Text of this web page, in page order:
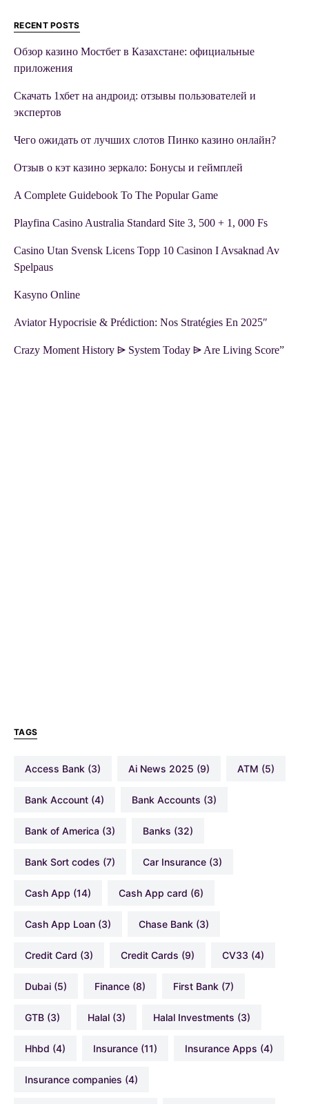
RECENT POSTS
Обзор казино Мостбет в Казахстане: официальные
приложения
Скачать 1хбет на андроид: отзывы пользователей и
экспертов
Чего ожидать от лучших слотов Пинко казино онлайн?
Отзыв о кэт казино зеркало: Бонусы и геймплей
A Complete Guidebook To The Popular Game
Playfina Casino Australia Standard Site 3, 500 + 1, 000 Fs
Casino Utan Svensk Licens Topp 10 Casinon I Avsaknad Av
Spelpaus
Kasyno Online
Aviator Hypocrisie & Prédiction: Nos Stratégies En 2025″
Crazy Moment History ⩥ System Today ⩥ Are Living Score”
TAGS
Access Bank (3) Ai News 2025 (9) ATM (5)
Bank Account (4) Bank Accounts (3)
Bank of America (3) Banks (32)
Bank Sort codes (7) Car Insurance (3)
Cash App (14) Cash App card (6)
Cash App Loan (3) Chase Bank (3)
Credit Card (3) Credit Cards (9) CV33 (4)
Dubai (5) Finance (8) First Bank (7)
GTB (3) Halal (3) Halal Investments (3)
hhbd (4) Insurance (11) Insurance Apps (4)
Insurance companies (4)